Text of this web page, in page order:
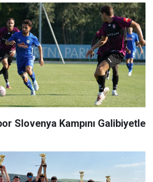
Slovenya Kampını Galibiyetle